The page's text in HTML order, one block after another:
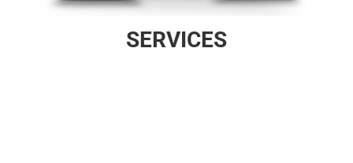
SERVICES